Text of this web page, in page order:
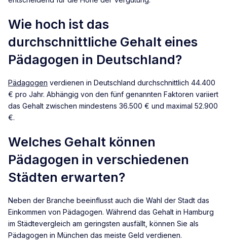
Wie hoch ist das
durchschnittliche Gehalt eines
Pädagogen in Deutschland?
Pädagogen verdienen in Deutschland durchschnittlich 44.400
€ pro Jahr. Abhängig von den fünf genannten Faktoren variiert
das Gehalt zwischen mindestens 36.500 € und maximal 52.900
€.
Welches Gehalt können
Pädagogen in verschiedenen
Städten erwarten?
Neben der Branche beeinflusst auch die Wahl der Stadt das
Einkommen von Pädagogen. Während das Gehalt in Hamburg
im Städtevergleich am geringsten ausfällt, können Sie als
Pädagogen in München das meiste Geld verdienen.